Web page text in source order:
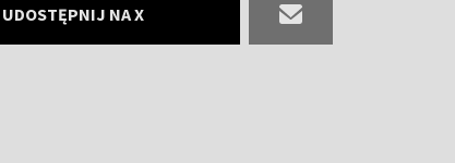
UDOSTĘPNIJ NA X